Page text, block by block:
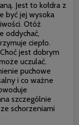
Jest to kołdra z
być jej wysoka
Otóż
oddychać,
ciepło.
jest dobrym
uczulać.
puchowe
i co ważne
szczególnie
schorzeniami